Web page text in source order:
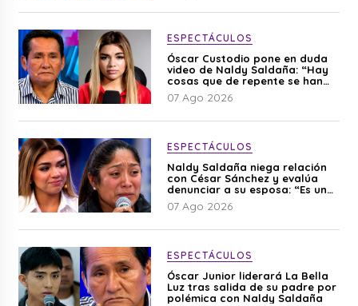
ESPECTÁCULOS
Óscar Custodio pone en duda
video de Naldy Saldaña: “Hay
cosas que de repente se han
editado”
07 Ago 2026
ESPECTÁCULOS
Naldy Saldaña niega relación
con César Sánchez y evalúa
denunciar a su esposa: “Es una
difamación”
07 Ago 2026
ESPECTÁCULOS
Óscar Junior liderará La Bella
Luz tras salida de su padre por
polémica con Naldy Saldaña